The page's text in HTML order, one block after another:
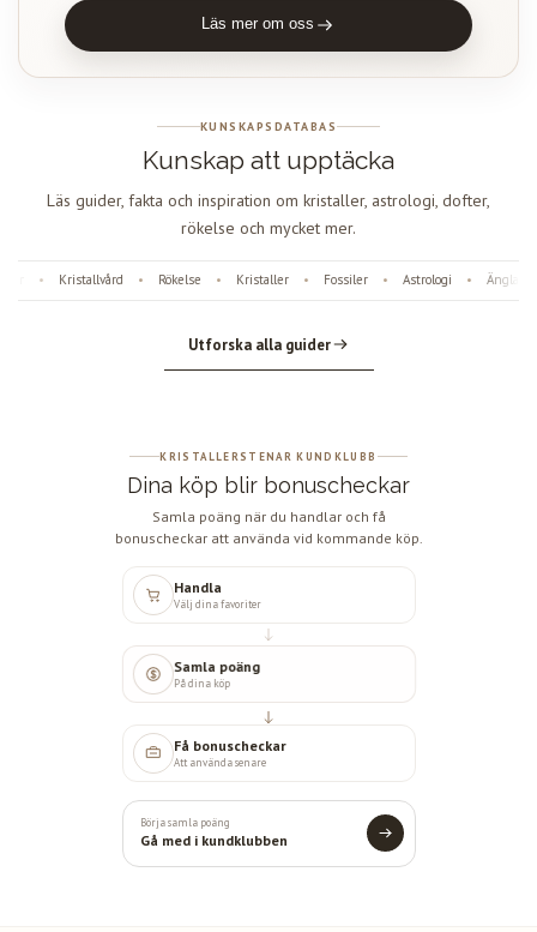
Läs mer om oss
KUNSKAPSDATABAS
Kunskap att upptäcka
Läs guider, fakta och inspiration om kristaller, astrologi, dofter,
rökelse och mycket mer.
Kristallvård • Rökelse • Kristaller • Fossiler • Astrologi •
Utforska alla guider
KRISTALLERSTENAR KUNDKLUBB
Dina köp blir bonuscheckar
Samla poäng när du handlar och få
bonuscheckar att använda vid kommande köp.
Handla
Välj dina favoriter
Samla poäng
På dina köp
Få bonuscheckar
Att använda senare
Börja samla poäng
Gå med i kundklubben